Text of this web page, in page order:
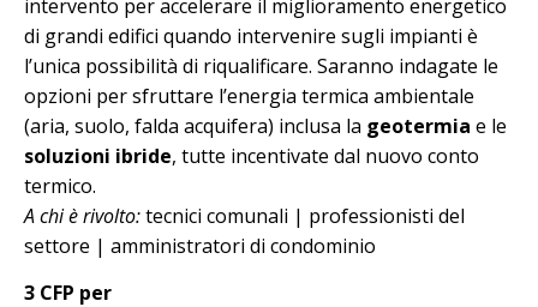
intervento per accelerare il miglioramento energetico
di grandi edifici quando intervenire sugli impianti è
l’unica possibilità di riqualificare. Saranno indagate le
opzioni per sfruttare l’energia termica ambientale
(aria, suolo, falda acquifera) inclusa la geotermia e le
soluzioni ibride, tutte incentivate dal nuovo conto
termico.
A chi è rivolto:tecnici comunali | professionisti del
settore | amministratori di condominio
3 CFP per